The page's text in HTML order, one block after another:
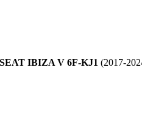
SEAT IBIZA V 6F-KJ1 (2017-